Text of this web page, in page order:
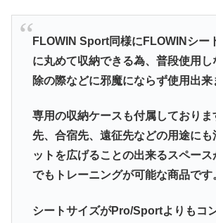
FLOWIN Sport同様にFLOWINシー
に丸めて収納できる為、普段使用し
除の際などに邪魔にならず使用出来
専用の収納ケースも付属しておりま
先、合宿先、遠征先などの用途にも
ットを広げることの出来るスペース
でもトレーニングが可能な商品です
シートサイズがPro/Sportよりもコ